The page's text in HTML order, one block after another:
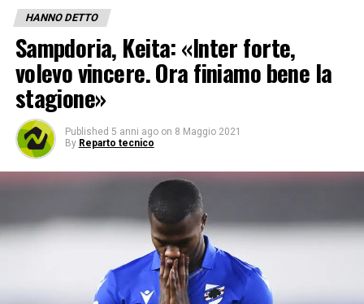
HANNO DETTO
Sampdoria, Keita: «Inter forte,
volevo vincere. Ora finiamo bene la
stagione»
Published 5 anni ago on 8 Maggio 2021
By Reparto tecnico